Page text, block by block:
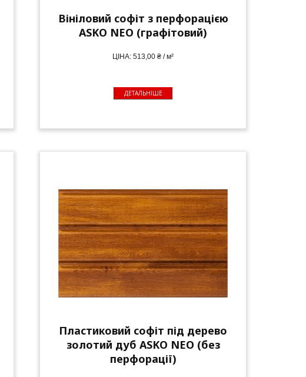
Вініловий софіт з перфорацією
ASKO NEO (графітовий)
ЦІНА: 513,00 ₴ / м²
ДЕТАЛЬНІШЕ
Пластиковий софіт під дерево
золотий дуб ASKO NEO (без
перфорації)